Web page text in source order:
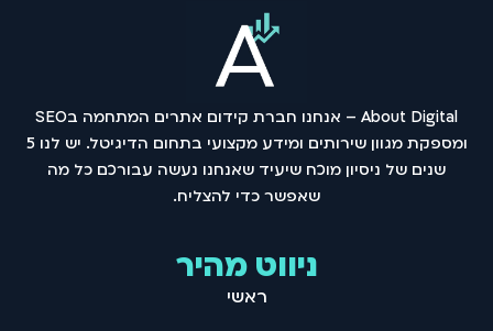
About Digital – אנחנו חברת קידום אתרים המתחמה בSEO
ומספקת מגוון שירותים ומידע מקצועי בתחום הדיגיטל. יש לנו 5
שנים של ניסיון מוכח שיעיד שאנחנו נעשה עבורכם כל מה
שאפשר כדי להצליח .
ניווט מהיר
ראשי